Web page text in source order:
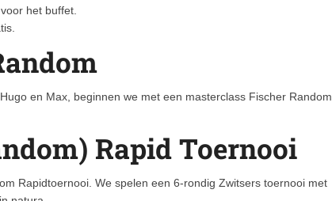
het buffet.
en Max, beginnen we met een masterclass Fischer Random
Rapid Toernooi
Rapidtoernooi. We spelen een 6-rondig Zwitsers toernooi met